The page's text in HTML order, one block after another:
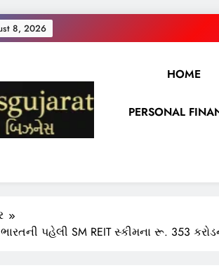
8, 2026
HOME
PERSONAL
પહેલી SM REIT સ્કીમના રૂ. 353